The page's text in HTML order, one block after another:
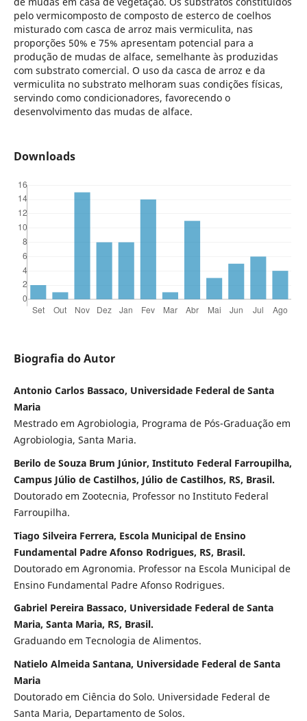
pelo vermicomposto de composto de esterco de coelhos
misturado com casca de arroz mais vermiculita, nas
proporções 50% e 75% apresentam potencial para a
produção de mudas de alface, semelhante às produzidas
com substrato comercial. O uso da casca de arroz e da
vermiculita no substrato melhoram suas condições físicas,
servindo como condicionadores, favorecendo o
desenvolvimento das mudas de alface.
Downloads
Biografia do Autor
Antonio Carlos Bassaco, Universidade Federal de Santa
Maria
Mestrado em Agrobiologia, Programa de Pós-Graduação em
Agrobiologia, Santa Maria.
Berilo de Souza Brum Júnior, Instituto Federal Farroupilha,
Campus Júlio de Castilhos, Júlio de Castilhos, RS, Brasil.
Doutorado em Zootecnia, Professor no Instituto Federal
Farroupilha.
Tiago Silveira Ferrera, Escola Municipal de Ensino
Fundamental Padre Afonso Rodrigues, RS, Brasil.
Doutorado em Agronomia. Professor na Escola Municipal de
Ensino Fundamental Padre Afonso Rodrigues.
Gabriel Pereira Bassaco, Universidade Federal de Santa
Maria, Santa Maria, RS, Brasil.
Graduando em Tecnologia de Alimentos.
Natielo Almeida Santana, Universidade Federal de Santa
Maria
Doutorado em Ciência do Solo. Universidade Federal de
Santa Maria, Departamento de Solos.